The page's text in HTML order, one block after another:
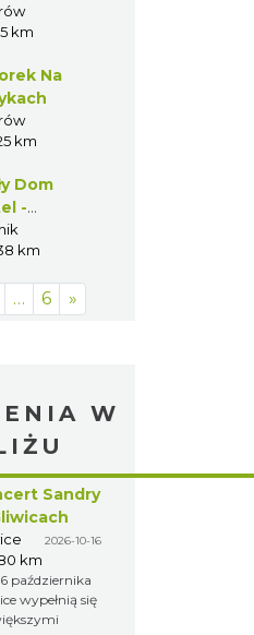
km
Na
km
Dom
-
km
… 6 »
W
Sandry
2026-10-16
km
października
wypełnią się